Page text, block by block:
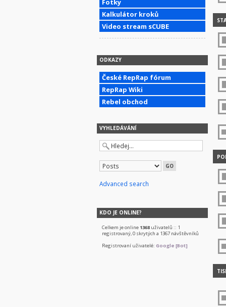
Fotky
Kalkulátor kroků
Video stream sCUBE
ODKAZY
České RepRap fórum
RepRap Wiki
Rebel obchod
VYHLEDÁVÁNÍ
Advanced search
KDO JE ONLINE?
Celkem je online 1368 uživatelů :: 1
registrovaný, 0 skrytých a 1367 návštěvníků
Registrovaní uživatelé: Google [Bot]